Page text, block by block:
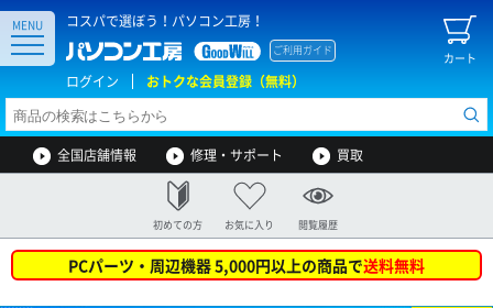
コスパで選ぼう！パソコン工房！
カート
ご利用ガイド
ログイン おトクな会員登録（無料）
MENU
全国店舗情報 修理・サポート 買取
初めての方 お気に入り 閲覧履歴
PCパーツ・周辺機器 5,000円以上の商品で送料無料